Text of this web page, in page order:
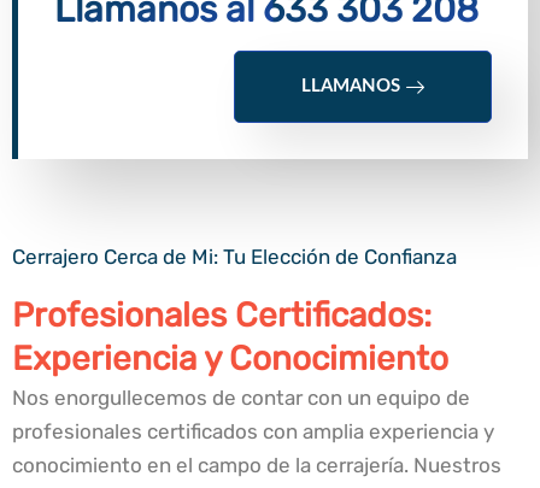
Llamanos al 633 303 208
LLAMANOS
Cerrajero Cerca de Mi: Tu Elección de Confianza
Profesionales Certificados:
Experiencia y Conocimiento
Nos enorgullecemos de contar con un equipo de
profesionales certificados con amplia experiencia y
conocimiento en el campo de la cerrajería. Nuestros